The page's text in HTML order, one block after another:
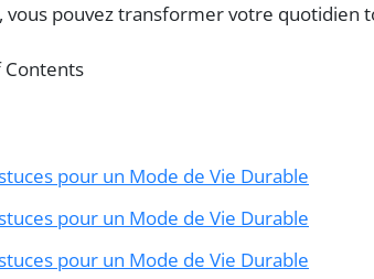
vous pouvez transformer votre quotidien
Contents
pour un Mode de Vie Durable
pour un Mode de Vie Durable
pour un Mode de Vie Durable